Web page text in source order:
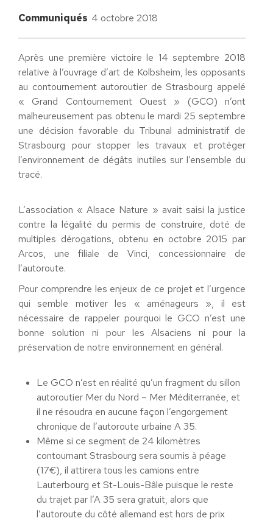
Communiqués 4 octobre 2018
Après une première victoire le 14 septembre 2018
relative à l’ouvrage d’art de Kolbsheim, les opposants
au contournement autoroutier de Strasbourg appelé
« Grand Contournement Ouest » (GCO) n’ont
malheureusement pas obtenu le mardi 25 septembre
une décision favorable du Tribunal administratif de
Strasbourg pour stopper les travaux et protéger
l’environnement de dégâts inutiles sur l’ensemble du
tracé.
L’association « Alsace Nature » avait saisi la justice
contre la légalité du permis de construire, doté de
multiples dérogations, obtenu en octobre 2015 par
Arcos, une filiale de Vinci, concessionnaire de
l’autoroute.
Pour comprendre les enjeux de ce projet et l’urgence
qui semble motiver les « aménageurs », il est
nécessaire de rappeler pourquoi le GCO n’est une
bonne solution ni pour les Alsaciens ni pour la
préservation de notre environnement en général.
Le GCO n’est en réalité qu’un fragment du sillon
autoroutier Mer du Nord – Mer Méditerranée, et
il ne résoudra en aucune façon l’engorgement
chronique de l’autoroute urbaine A 35.
Même si ce segment de 24 kilomètres
contournant Strasbourg sera soumis à péage
(17€), il attirera tous les camions entre
Lauterbourg et St-Louis-Bâle puisque le reste
du trajet par l’A 35 sera gratuit, alors que
l’autoroute du côté allemand est hors de prix